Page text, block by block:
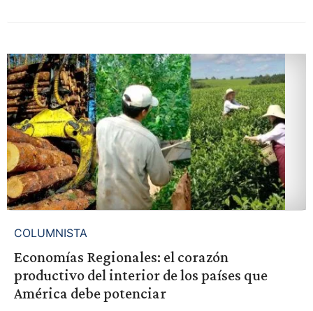
COLUMNISTA
Economías Regionales: el corazón
productivo del interior de los países que
América debe potenciar